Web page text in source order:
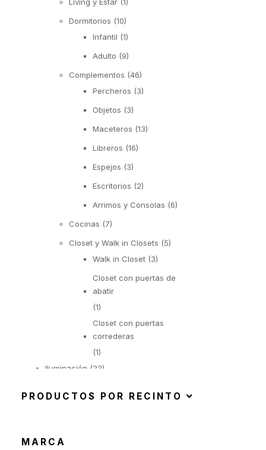
Dormitorios (10)
Infantil (1)
Adulto (9)
Complementos (46)
Percheros (3)
Objetos (3)
Maceteros (13)
Libreros (16)
Espejos (3)
Escritorios (2)
Arrimos y Consolas (6)
Cocinas (7)
Closet y Walk in Closets (5)
Walk in Closet (3)
Closet con puertas de
abatir
(1)
Closet con puertas
correderas
(1)
Iluminación (22)
Objetos Iluminados(1)
PRODUCTOS POR RECINTO
MARCA